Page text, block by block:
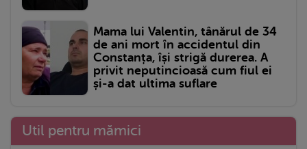
Mama lui Valentin, tânărul de 34
de ani mort în accidentul din
Constanța, își strigă durerea. A
privit neputincioasă cum fiul ei
și-a dat ultima suflare
Util pentru mămici